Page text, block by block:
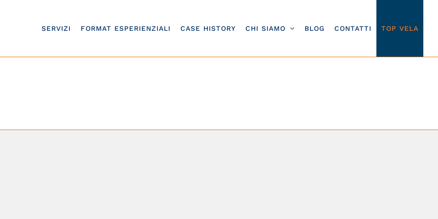
SERVIZI FORMAT ESPERIENZIALI CASE HISTORY CHI SIAMO BLOG CONTATTI TOP VELA